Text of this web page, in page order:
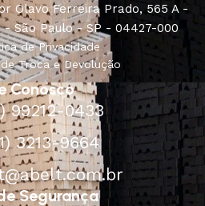
Olavo Ferreira Prado, 565 A -
São Paulo - SP - 04427-000
de Privacidade
Troca e Devolução
Conosco
99212-0433
3213-9664
Segurança